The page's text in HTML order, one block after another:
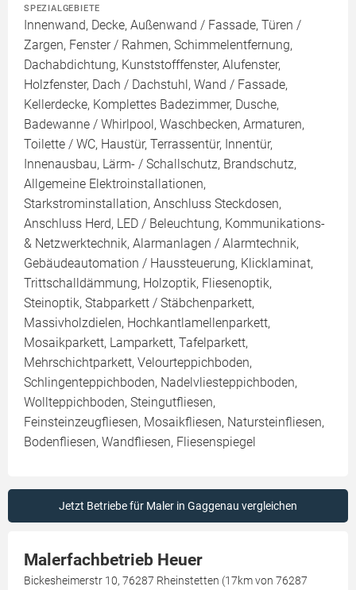
SPEZIALGEBIETE
Innenwand, Decke, Außenwand / Fassade, Türen /
Zargen, Fenster / Rahmen, Schimmelentfernung,
Dachabdichtung, Kunststofffenster, Alufenster,
Holzfenster, Dach / Dachstuhl, Wand / Fassade,
Kellerdecke, Komplettes Badezimmer, Dusche,
Badewanne / Whirlpool, Waschbecken, Armaturen,
Toilette / WC, Haustür, Terrassentür, Innentür,
Innenausbau, Lärm- / Schallschutz, Brandschutz,
Allgemeine Elektroinstallationen,
Starkstrominstallation, Anschluss Steckdosen,
Anschluss Herd, LED / Beleuchtung, Kommunikations-
& Netzwerktechnik, Alarmanlagen / Alarmtechnik,
Gebäudeautomation / Haussteuerung, Klicklaminat,
Trittschalldämmung, Holzoptik, Fliesenoptik,
Steinoptik, Stabparkett / Stäbchenparkett,
Massivholzdielen, Hochkantlamellenparkett,
Mosaikparkett, Lamparkett, Tafelparkett,
Mehrschichtparkett, Velourteppichboden,
Schlingenteppichboden, Nadelvliesteppichboden,
Wollteppichboden, Steingutfliesen,
Feinsteinzeugfliesen, Mosaikfliesen, Natursteinfliesen,
Bodenfliesen, Wandfliesen, Fliesenspiegel
Jetzt Betriebe für Maler in Gaggenau vergleichen
Malerfachbetrieb Heuer
Bickesheimerstr 10, 76287 Rheinstetten (17km von 76287